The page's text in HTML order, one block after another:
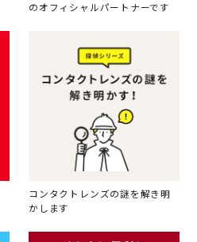
のオフィシャルパートナーです
コンタクトレンズの謎を解き明
かします